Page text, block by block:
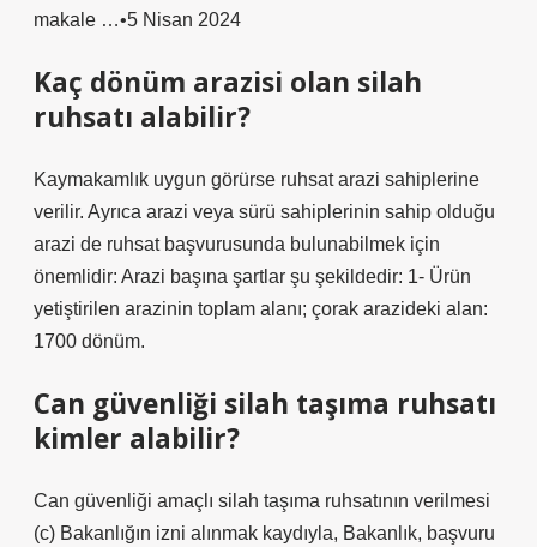
makale …•5 Nisan 2024
Kaç dönüm arazisi olan silah
ruhsatı alabilir?
Kaymakamlık uygun görürse ruhsat arazi sahiplerine
verilir. Ayrıca arazi veya sürü sahiplerinin sahip olduğu
arazi de ruhsat başvurusunda bulunabilmek için
önemlidir: Arazi başına şartlar şu şekildedir: 1- Ürün
yetiştirilen arazinin toplam alanı; çorak arazideki alan:
1700 dönüm.
Can güvenliği silah taşıma ruhsatı
kimler alabilir?
Can güvenliği amaçlı silah taşıma ruhsatının verilmesi
(c) Bakanlığın izni alınmak kaydıyla, Bakanlık, başvuru